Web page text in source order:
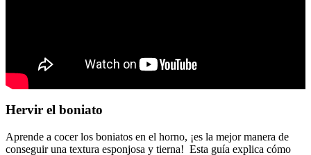
Hervir el boniato
Aprende a cocer los boniatos en el horno, ¡es la mejor manera de
conseguir una textura esponjosa y tierna! Esta guía explica cómo